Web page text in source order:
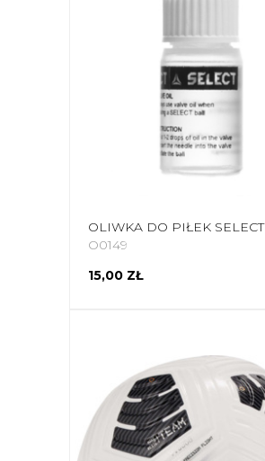
OLIWKA DO PIŁEK SELECT
O0149
15,00 ZŁ